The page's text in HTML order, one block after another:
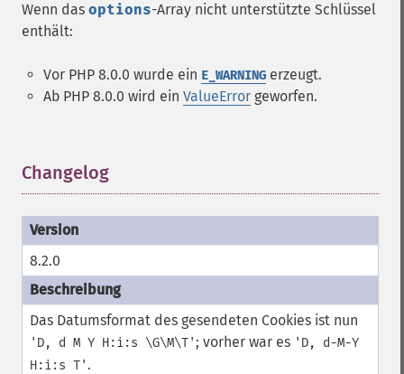
Wenn das options-Array nicht unterstützte Schlüssel
enthält:
Vor PHP 8.0.0 wurde ein E_WARNING erzeugt.
Ab PHP 8.0.0 wird ein ValueError geworfen.
Changelog
8.2.0
Das Datumsformat des gesendeten Cookies ist nun
'D, d M Y H:i:s \G\M\T' ; vorher war es 'D, d-M-Y
H:i:s T' .